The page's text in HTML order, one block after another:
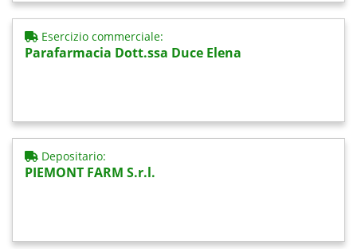
Esercizio commerciale:
Parafarmacia Dott.ssa Duce Elena
Depositario:
PIEMONT FARM S.r.l.